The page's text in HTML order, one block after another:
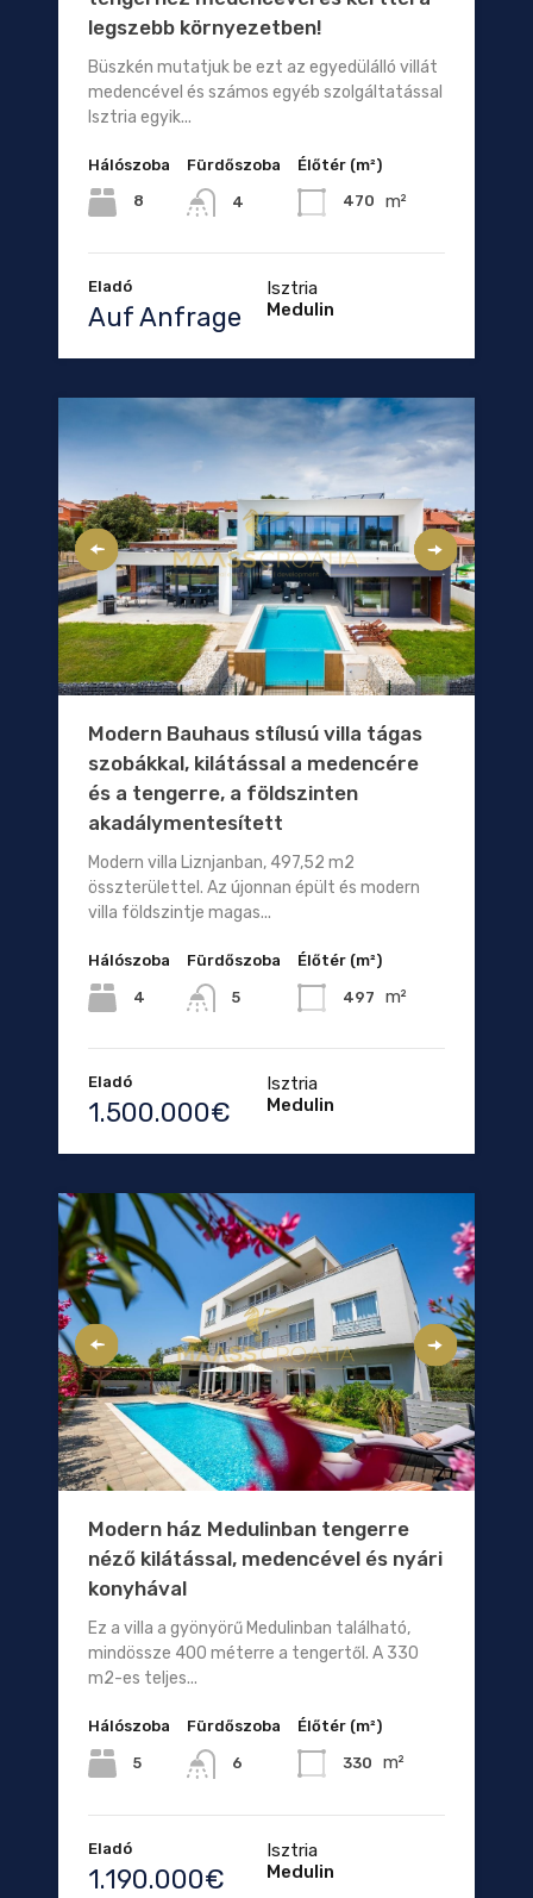
legszebb környezetben!
Büszkén mutatjuk be ezt az egyedülálló villát
medencével és számos egyéb szolgáltatással
Isztria egyik...
Hálószoba
8
Fürdőszoba
4
Élőtér (m²)
470 m²
Eladó
Auf Anfrage
Isztria
Medulin
Modern Bauhaus stílusú villa tágas
szobákkal, kilátással a medencére
és a tengerre, a földszinten
akadálymentesített
Modern villa Liznjanban, 497,52 m2
összterülettel. Az újonnan épült és modern
villa földszintje magas...
Hálószoba
4
Fürdőszoba
5
Élőtér (m²)
497 m²
Eladó
1.500.000€
Isztria
Medulin
Modern ház Medulinban tengerre
néző kilátással, medencével és nyári
konyhával
Ez a villa a gyönyörű Medulinban található,
mindössze 400 méterre a tengertől. A 330
m2-es teljes...
Hálószoba
5
Fürdőszoba
6
Élőtér (m²)
330 m²
Eladó
1.190.000€
Isztria
Medulin